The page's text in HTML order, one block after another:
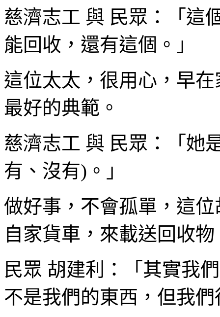
慈濟志工 與 民眾：「這
能回收，還有這個。」
這位太太，很用心，早
最好的典範。
慈濟志工 與 民眾：「她
有、沒有)。」
做好事，不會孤單，這
自家貨車，來載送回收物
民眾 胡建利：「其實我
不是我們的東西，但我